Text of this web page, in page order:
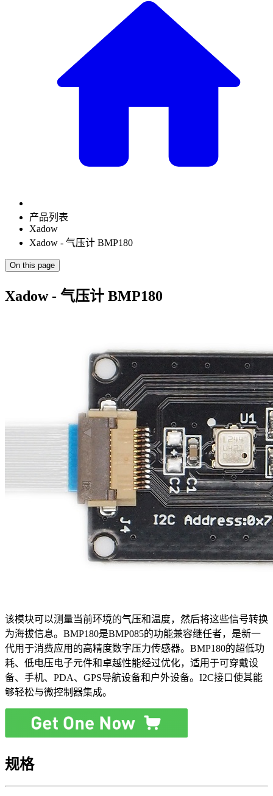
产品列表
Xadow
Xadow - 气压计 BMP180
On this page
Xadow - 气压计 BMP180
该模块可以测量当前环境的气压和温度，然后将这些信号转换
为海拔信息。BMP180是BMP085的功能兼容继任者，是新一
代用于消费应用的高精度数字压力传感器。BMP180的超低功
耗、低电压电子元件和卓越性能经过优化，适用于可穿戴设
备、手机、PDA、GPS导航设备和户外设备。I2C接口使其能
够轻松与微控制器集成。
规格